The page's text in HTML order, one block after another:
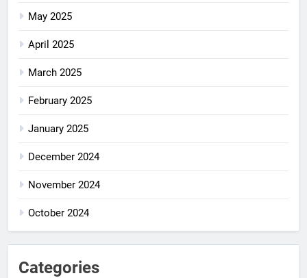
May 2025
April 2025
March 2025
February 2025
January 2025
December 2024
November 2024
October 2024
Categories